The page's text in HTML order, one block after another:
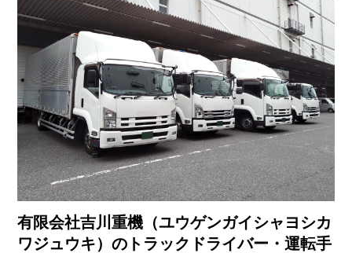
有限会社吉川重機（ユウゲンガイシャヨシカ
ワジュウキ）のトラックドライバー・運転手